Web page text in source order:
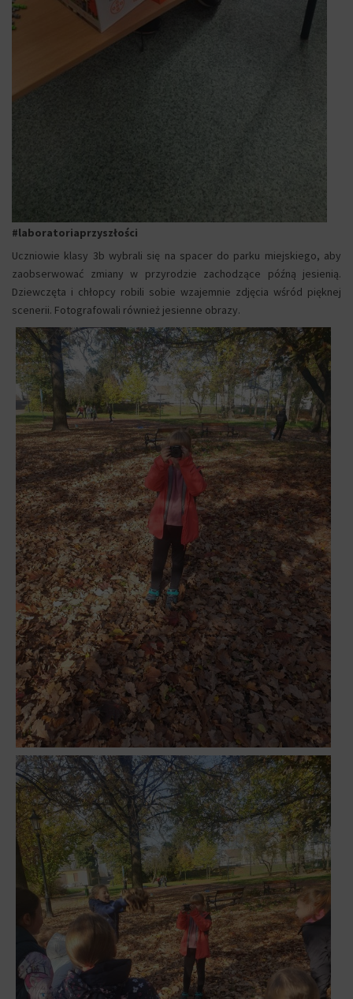
#laboratoriaprzyszłości
Uczniowie klasy 3b wybrali się na spacer do parku miejskiego, aby
zaobserwować zmiany w przyrodzie zachodzące późną jesienią.
Dziewczęta i chłopcy robili sobie wzajemnie zdjęcia wśród pięknej
scenerii. Fotografowali również jesienne obrazy.